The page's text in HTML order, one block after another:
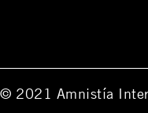
© 2021 Amnistía